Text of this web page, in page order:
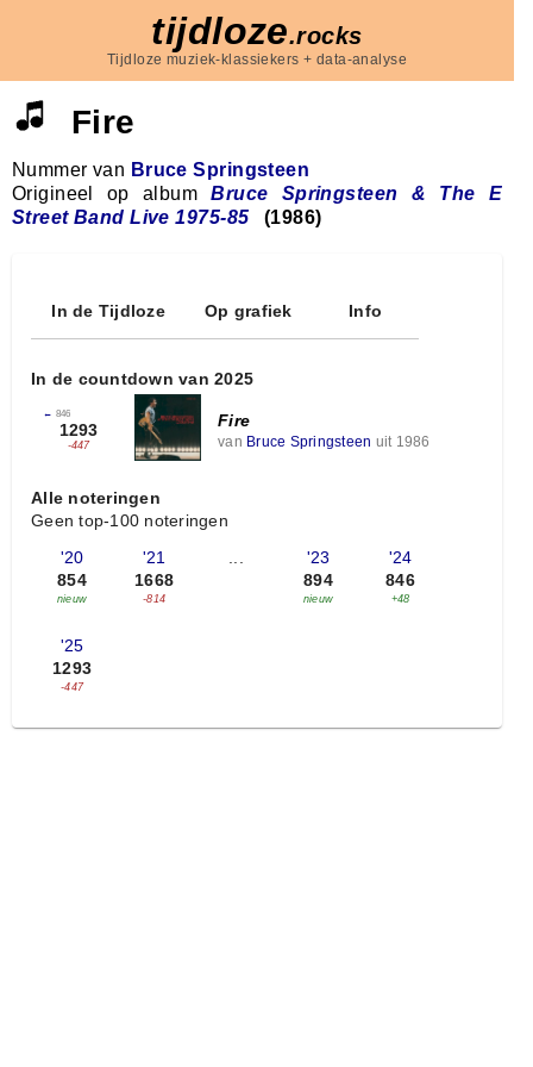
tijdloze.rocks
Tijdloze muziek-klassiekers + data-analyse
Fire
Nummer van Bruce Springsteen
Origineel op albumBruce Springsteen & The E
Street Band Live 1975-85
(1986)
In de Tijdloze Op grafiek Info
In de countdown van 2025
← 846
1293
-447
Fire
van Bruce Springsteen uit 1986
Alle noteringen
Geen top-100 noteringen
'20
854
nieuw
'21
1668
-814
...
'23
894
nieuw
'24
846
+48
'25
1293
-447